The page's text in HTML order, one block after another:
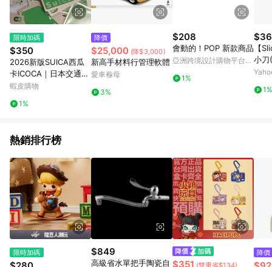
限時加碼
$350
2026新版SUICA西瓜
卡ICOCA｜日本交通卡
東京地鐵電車JR可儲值
蝦皮購物
1%
降價
$25,000 (降$3,000)
新高手材料行管理軟體
愛車褓母
3%
$208
會動的！POP 新款商品
亞洲跨境設計購物平台
1%
【
小
1%
熱銷排行榜
限時加碼 $849
高級省水單把手陶瓷自 $351 (雙重省$134)
降價